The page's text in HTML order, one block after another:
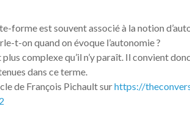
forme est souvent associé à la notion
t-on quand on évoque l’autonomie ?
complexe qu’il n’y paraît. Il convient
dans ce terme.
de François Pichault sur https://